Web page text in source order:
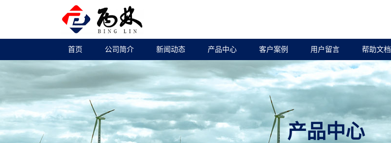
首页 公司简介 新闻动态 产品中心 客户案例 用户留言 帮助文档
产品中心